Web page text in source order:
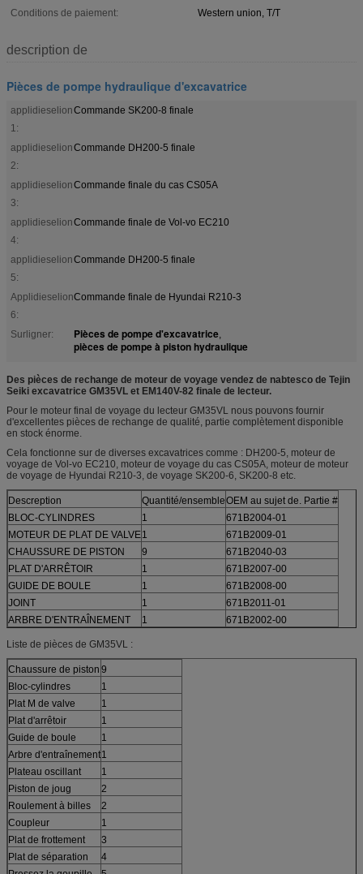
Conditions de paiement:
Western union, T/T
description de
Pièces de pompe hydraulique d'excavatrice
applidieselion
1:
Commande SK200-8 finale
applidieselion
2:
Commande DH200-5 finale
applidieselion
3:
Commande finale du cas CS05A
applidieselion
4:
Commande finale de Vol-vo EC210
applidieselion
5:
Commande DH200-5 finale
Applidieselion
6:
Commande finale de Hyundai R210-3
Surligner: Pièces de pompe d'excavatrice,
pièces de pompe à piston hydraulique
Des pièces de rechange de moteur de voyage vendez de nabtesco de Tejin
Seiki excavatrice GM35VL et EM140V-82 finale de lecteur.
Pour le moteur final de voyage du lecteur GM35VL nous pouvons fournir
d'excellentes pièces de rechange de qualité, partie complètement disponible
en stock énorme.
Cela fonctionne sur de diverses excavatrices comme : DH200-5, moteur de
voyage de Vol-vo EC210, moteur de voyage du cas CS05A, moteur de moteur
de voyage de Hyundai R210-3, de voyage SK200-6, SK200-8 etc.
Descreption Quantité/ensembleOEM au sujet de. Partie #
BLOC-CYLINDRES
1
671B2004-01
MOTEUR DE PLAT DE VALVE1
671B2009-01
CHAUSSURE DE PISTON
9
671B2040-03
PLAT D'ARRÊTOIR
1
671B2007-00
GUIDE DE BOULE
1
671B2008-00
JOINT
1
671B2011-01
ARBRE D'ENTRAÎNEMENT
1 671B2002-00
Liste de pièces de GM35VL :
Chaussure de piston 9
Bloc-cylindres
1
Plat M de valve
1
Plat d'arrêtoir
1
Guide de boule
1
Arbre d'entraînement1
Plateau oscillant
1
Piston de joug
2
Roulement à billes
2
Coupleur
1
Plat de frottement
3
Plat de séparation
4